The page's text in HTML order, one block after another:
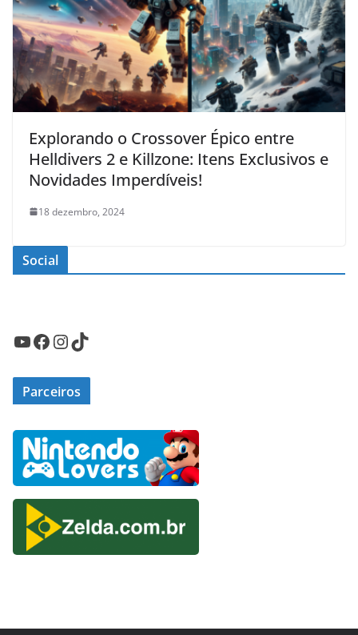
Explorando o Crossover Épico entre
Helldivers 2 e Killzone: Itens Exclusivos e
Novidades Imperdíveis!
18 dezembro, 2024
Social
Youtube Facebook InstagramTikTok
Parceiros